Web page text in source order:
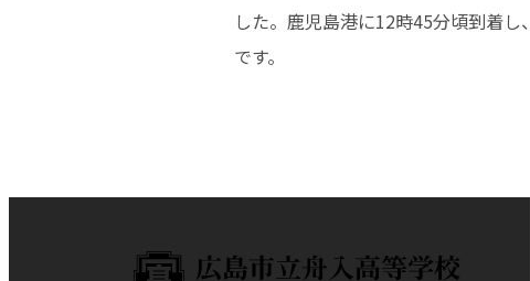
した。鹿児島港に12時45分頃到着
です。